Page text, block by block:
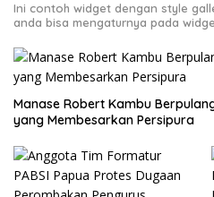
Ini contoh widget dengan style
anda bisa mengaturnya pada
Manase Robert Kambu
yang Membesarkan Persipura